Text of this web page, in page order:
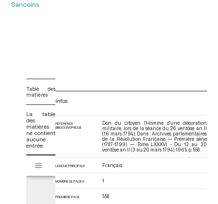
Sancoins
Table des
matières
La table
des
matières
ne contient
aucune
entrée.
s
Tome LXXXVI - Du 13 au 30 ventôse an II (3 au 20 mars 1794)
Infos
RÉFÉRENCE
BIBLIOGRAPHIQUE
Don du citoyen l'Homme d'une décoration
militaire, lors de la séance du 26 ventôse an II
(16 mars 1794). Dans : Archives parlementaires
de la Révolution Française — Première série
(1787-1799) — Tome LXXXVI - Du 13 au 30
ventôse an II (3 au 20 mars 1794) . 1965. p. 558.
LANGUE PRINCIPALE Français
NOMBRE DE PAGES 1
PREMIÈRE PAGE 558